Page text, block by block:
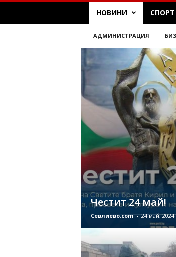
НОВИНИ СПОРТ
АДМИНИСТРАЦИЯ
Честит 24 май!
Севлиево.com - 24 май, 2024